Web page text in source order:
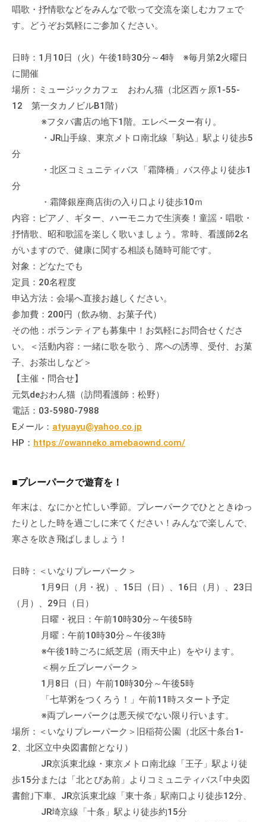
P
O
ン
テ
ィ
動
支
や
、
活
関
す
る
総
合
的
な
情
報
交
流
で
。
様
々
催
・
や
機
の
貸
唱歌・抒情歌などをみんなで歌って交流を楽しむカフェで
す。どうぞお気軽にご参加ください。
日時：1月10日（火）午後1時30分～4時 ※毎月第2火曜日
に開催
場所：ミュージックカフェ おわん猫（北区西ヶ原1-55-
12 第一タカノビルB1階）
※フタバ書店の地下1階。エレベーター有り。
・JR山手線、東京メトロ南北線「駒込」駅より徒歩5
分
・北区コミュニティバス「霜降橋」バス停より徒歩1
分
・霜降銀座商店街の入り口より徒歩10ｍ
内容：ピアノ、ギター、ハーモニカで生演奏！童謡・唱歌・
抒情歌、昭和歌謡を楽しく歌いましょう。常時、看護師2名
がいますので、健康に関する相談も随時可能です。
対象：どなたでも
定員：20名程度
申込方法：会場へ直接お越しください。
参加費：200円（飲み物、お菓子代）
その他：ボランティアも募集中！お気軽にお問合せくださ
い。＜活動内容：一緒に歌を歌う、席への誘導、受付、お菓
子、お茶出しなど＞
【主催・問合せ】
元気deおわん猫（訪問看護師：松野）
電話：03-5980-7988
Eメール： atyuayu@yahoo.co.jp
HP： https://owanneko.amebaownd.com/
■プレーパークで遊育を！
年末は、なにかと忙しい季節。プレーパークでひとときゆっ
たりとした時を過ごしに来てください！みんなで楽しんで、
寒さを吹き飛ばしましょう！
日時：＜いなりプレーパーク＞
1月9日（月・祝）、15日（日）、16日（月）、23日
（月）、29日（日）
日曜・祝日：午前10時30分～午後5時
月曜：午前10時30分～午後3時
※午後1時ごろに紙芝居（雨天中止）をやります。
＜桐ヶ丘プレーパーク＞
1月8日（日）午前10時30分～午後5時
「七草粥をつくろう！」午前11時スタート予定
※両プレーパークは悪天候でない限り行います。
場所：＜いなりプレーパーク＞旧稲荷公園（北区十条台1-
2、北区立中央図書館となり）
JR京浜東北線・東京メトロ南北線「王子」駅より徒
歩15分または「北とぴあ前」よりコミュニティバス｢中央図
書館｣下車、JR京浜東北線「東十条」駅南口より徒歩12分、
JR埼京線「十条」駅より徒歩約15分